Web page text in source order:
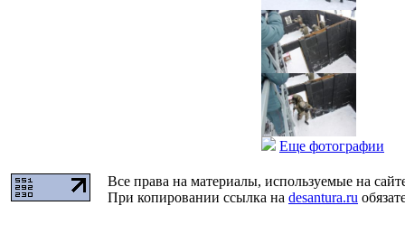
Еще фотографии
Все права на материалы, используемые на
При копировании ссылка на desantura.ru